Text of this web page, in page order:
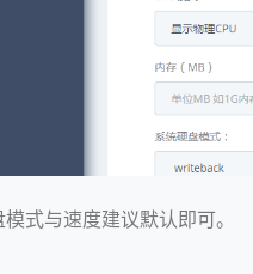
式与速度建议默认即可。